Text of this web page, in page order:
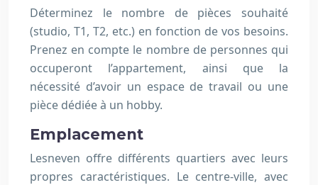
Déterminez le nombre de pièces souhaité
(studio, T1, T2, etc.) en fonction de vos besoins.
Prenez en compte le nombre de personnes qui
occuperont l’appartement, ainsi que la
nécessité d’avoir un espace de travail ou une
pièce dédiée à un hobby.
Emplacement
Lesneven offre différents quartiers avec leurs
propres caractéristiques. Le centre-ville, avec